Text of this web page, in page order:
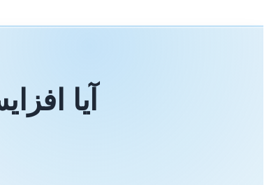
آیا افزایش قد تا ۲۰